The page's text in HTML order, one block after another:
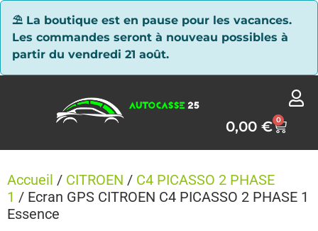
⛱ La boutique est en pause pour les vacances.
Les commandes seront à nouveau possibles à
partir du vendredi 21 août.
0,00€ 0
Accueil / CITROEN / C4 PICASSO 2 PHASE
1 / Ecran GPS CITROEN C4 PICASSO 2 PHASE 1
Essence
Panneau de gestion des cookies